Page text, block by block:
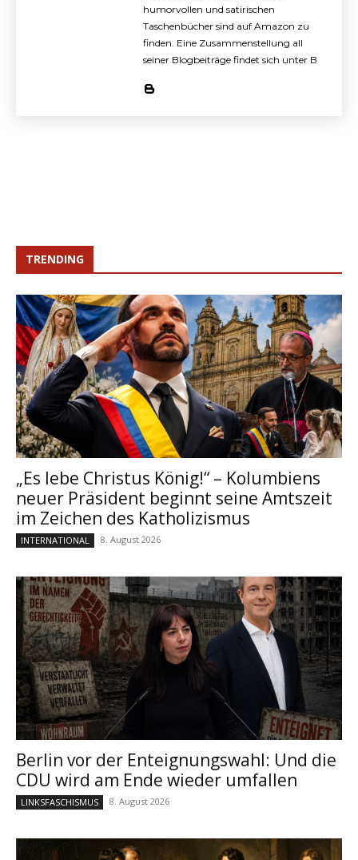
humorvollen und satirischen
Taschenbücher sind auf Amazon zu
finden. Eine Zusammenstellung all
seiner Blogbeiträge findet sich unter B
TRENDING
„Es lebe Christus König!“ – Kolumbiens
neuer Präsident beginnt seine Amtszeit
im Zeichen des Katholizismus
INTERNATIONAL 8. August 2026
Berlin vor der Enteignungswahl: Und die
CDU wird am Ende wieder umfallen
LINKSFASCHISMUS 8. August 2026